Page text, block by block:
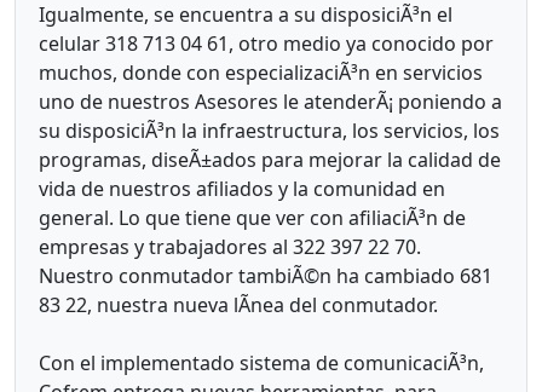
Igualmente, se encuentra a su disposiciÃ³n el
celular 318 713 04 61, otro medio ya conocido por
muchos, donde con especializaciÃ³n en servicios
uno de nuestros Asesores le atenderÃ¡ poniendo a
su disposiciÃ³n la infraestructura, los servicios, los
programas, diseÃ±ados para mejorar la calidad de
vida de nuestros afiliados y la comunidad en
general. Lo que tiene que ver con afiliaciÃ³n de
empresas y trabajadores al 322 397 22 70.
Nuestro conmutador tambiÃ©n ha cambiado 681
83 22, nuestra nueva lÃ­nea del conmutador.
Con el implementado sistema de comunicaciÃ³n,